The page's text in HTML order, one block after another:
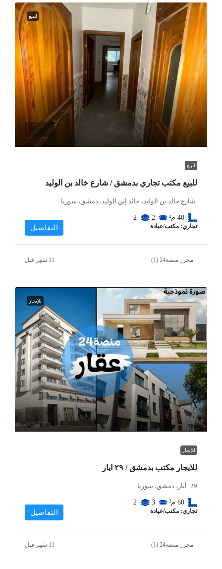
للبيع
للبيع
للبيع مكتب تجاري بدمشق / شارع خالد بن الوليد
شارع خالد بن الوليد، خالد إبن الوليد، دمشق، سوريا
40 م² 2
2
تجاري: مكتب/عيادة التفاصيل
محرر منصة24 (1)
للإيجار
للإيجار
للايجار مكتب بدمشق / ٢٩ ايار
29 أيار، دمشق، سوريا
60 م² 3
2
تجاري: مكتب/عيادة التفاصيل
محرر منصة24 (1)